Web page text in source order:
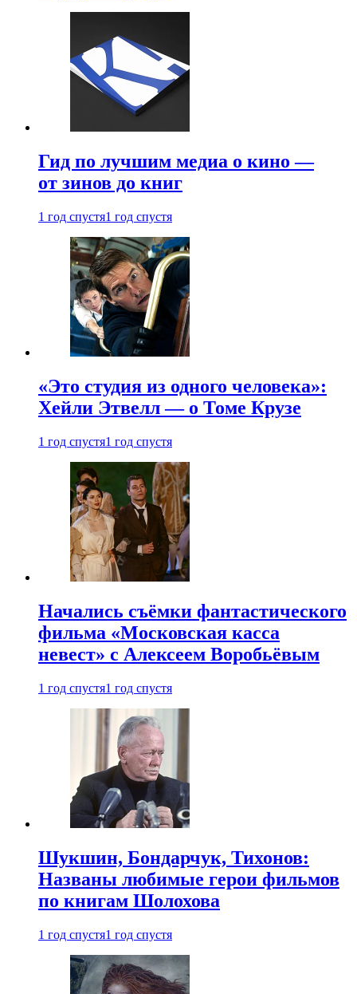
Гид по лучшим медиа о кино —
от зинов до книг
1 год спустя1 год спустя
«Это студия из одного человека»:
Хейли Этвелл — о Томе Крузе
1 год спустя1 год спустя
Начались съёмки фантастического
фильма «Московская касса
невест» с Алексеем Воробьёвым
1 год спустя1 год спустя
Шукшин, Бондарчук, Тихонов:
Названы любимые герои фильмов
по книгам Шолохова
1 год спустя1 год спустя